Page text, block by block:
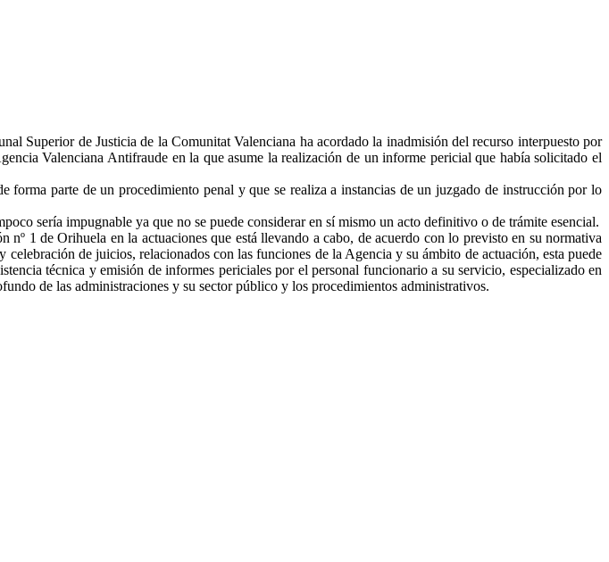
Superior de Justicia de la Comunitat Valenciana ha acordado la inadmisión del recurso interpuesto por
Valenciana Antifraude en la que asume la realización de un informe pericial que había solicitado el
parte de un procedimiento penal y que se realiza a instancias de un juzgado de instrucción por lo
sería impugnable ya que no se puede considerar en sí mismo un acto definitivo o de trámite esencial.
1 de Orihuela en la actuaciones que está llevando a cabo, de acuerdo con lo previsto en su normativa
de juicios, relacionados con las funciones de la Agencia y su ámbito de actuación, esta puede
técnica y emisión de informes periciales por el personal funcionario a su servicio, especializado en
de las administraciones y su sector público y los procedimientos administrativos.